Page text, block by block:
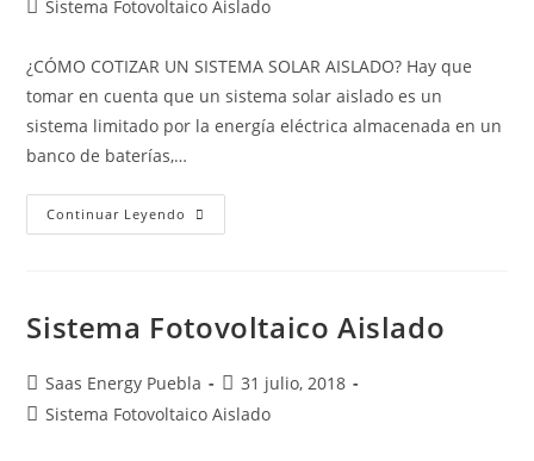
Sistema Fotovoltaico Aislado
¿CÓMO COTIZAR UN SISTEMA SOLAR AISLADO? Hay que
tomar en cuenta que un sistema solar aislado es un
sistema limitado por la energía eléctrica almacenada en un
banco de baterías,…
Continuar Leyendo
Sistema Fotovoltaico Aislado
Saas Energy Puebla
31 julio, 2018
Sistema Fotovoltaico Aislado